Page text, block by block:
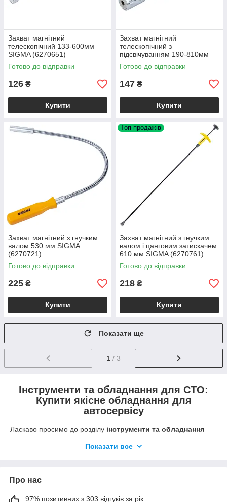
Захват магнітний
телескопічний 133-600мм
SIGMA (6270651)
Готово до відправки
126 ₴
Купити
Захват магнітний
телескопічний з
підсвічуванням 190-810мм
SIGMA (6270691)
Готово до відправки
147 ₴
Купити
Захват магнітний з гнучким
валом 530 мм SIGMA
(6270721)
Готово до відправки
225 ₴
Купити
Топ продажів
Захват магнітний з гнучким
валом і цанговим затискачем
610 мм SIGMA (6270761)
Готово до відправки
218 ₴
Купити
Показати ще
1 / 3
Інструменти та обладнання для СТО:
Купити якісне обладнання для
автосервісу
Ласкаво просимо до розділу інструменти та обладнання
необхідне для обслуговування автомобілів — від базових
яка забезпечить ефективність, безпеку та якість роботи на
вашому СТО.
Що ми пропонуємо в розділі “Інструменти та обладнання для
Показати все
Про нас
97% позитивних з 303 відгуків за рік